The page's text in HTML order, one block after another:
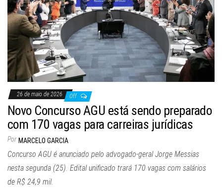
26 de maio de 2026 Off
Novo Concurso AGU está sendo preparado
com 170 vagas para carreiras jurídicas
Por MARCELO GARCIA
Concurso AGU é anunciado pelo advogado-geral Jorge Messias
nesta segunda (25). Edital unificado trará 170 vagas com salários
de R$ 24,9 mil.